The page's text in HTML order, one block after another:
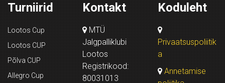
Turniirid
Lootos Cup
Lootos CUP
Põlva CUP
Allegro Cup
Kontakt
MTÜ
Jalgpalliklubi
Lootos
Registrikood:
80031013
Koduleht
Privaatsuspoliitik
a
Annetamise